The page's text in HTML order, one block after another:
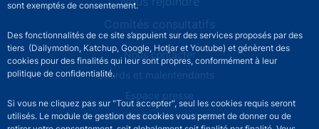
sont exemptés de consentement.
Des fonctionnalités de ce site s’appuient sur des services proposés par des
tiers (Dailymotion, Katchup, Google, Hotjar et Youtube) et génèrent des
cookies pour des finalités qui leur sont propres, conformément à leur
politique de confidentialité.
Si vous ne cliquez pas sur "Tout accepter", seul les cookies requis seront
utilisés. Le module de gestion des cookies vous permet de donner ou de
Comités consultatifs
Footer secondary menuNous contacter
Sourds et malentendants
Espace presse
La direction des Achats